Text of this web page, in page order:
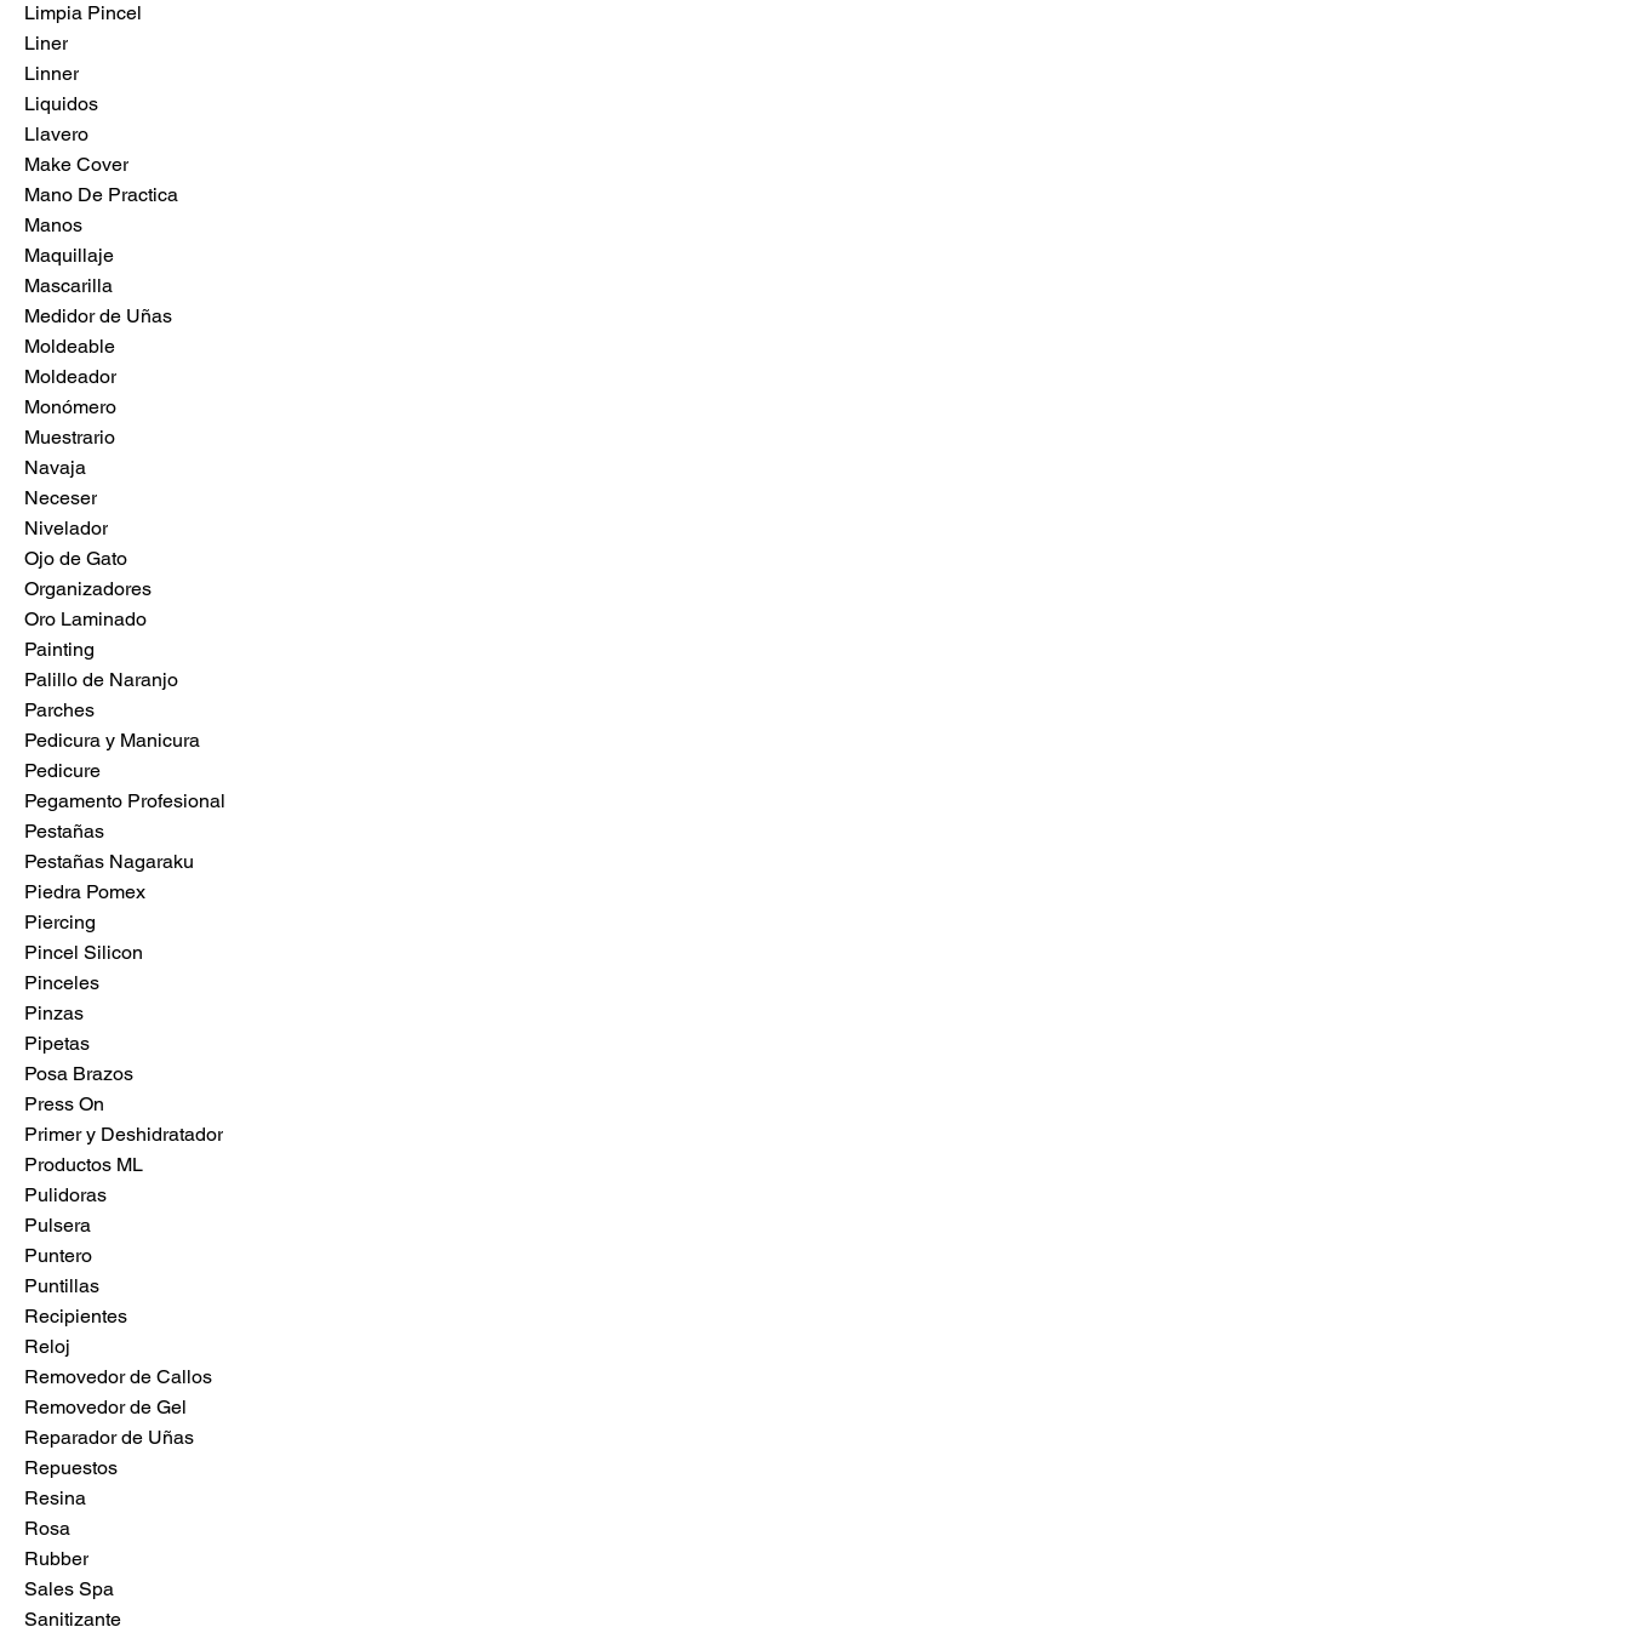
Limpia Pincel
Liner
Linner
Liquidos
Llavero
Make Cover
Mano De Practica
Manos
Maquillaje
Mascarilla
Medidor de Uñas
Moldeable
Moldeador
Monómero
Muestrario
Navaja
Neceser
Nivelador
Ojo de Gato
Organizadores
Oro Laminado
Painting
Palillo de Naranjo
Parches
Pedicura y Manicura
Pedicure
Pegamento Profesional
Pestañas
Pestañas Nagaraku
Piedra Pomex
Piercing
Pincel Silicon
Pinceles
Pinzas
Pipetas
Posa Brazos
Press On
Primer y Deshidratador
Productos ML
Pulidoras
Pulsera
Puntero
Puntillas
Recipientes
Reloj
Removedor de Callos
Removedor de Gel
Reparador de Uñas
Repuestos
Resina
Rosa
Rubber
Sales Spa
Sanitizante